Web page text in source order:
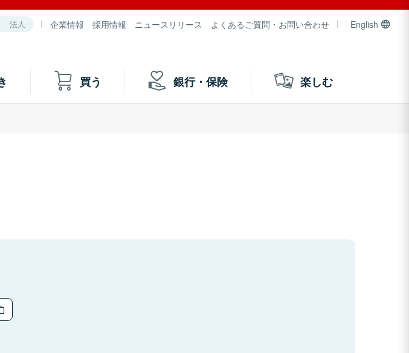
法人 企業情報 採用情報 ニュースリリース よくあるご質問・お問い合わせ English
買う 銀行・保険 楽しむ